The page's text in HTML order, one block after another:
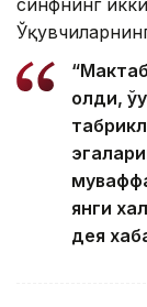
синфнинг
олди,
янги
дея